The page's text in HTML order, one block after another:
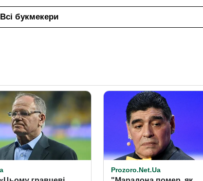
Всі букмекери